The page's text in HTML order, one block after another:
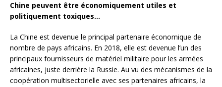
Chine peuvent être économiquement utiles et
politiquement toxiques…
La Chine est devenue le principal partenaire économique de
nombre de pays africains. En 2018, elle est devenue l’un des
principaux fournisseurs de matériel militaire pour les armées
africaines, juste derrière la Russie. Au vu des mécanismes de la
coopération multisectorielle avec ses partenaires africains, la